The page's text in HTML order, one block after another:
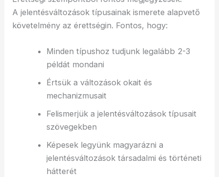
A jelentésváltozások típusainak ismerete alapvető
követelmény az érettségin. Fontos, hogy:
Minden típushoz tudjunk legalább 2-3
példát mondani
Értsük a változások okait és
mechanizmusait
Felismerjük a jelentésváltozások típusait
szövegekben
Képesek legyünk magyarázni a
jelentésváltozások társadalmi és történeti
hátterét